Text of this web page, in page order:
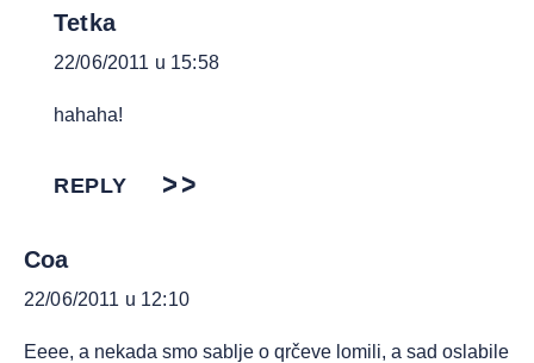
Tetka
22/06/2011 u 15:58
hahaha!
REPLY
Coa
22/06/2011 u 12:10
Eeee, a nekada smo sablje o qrčeve lomili, a sad oslabile